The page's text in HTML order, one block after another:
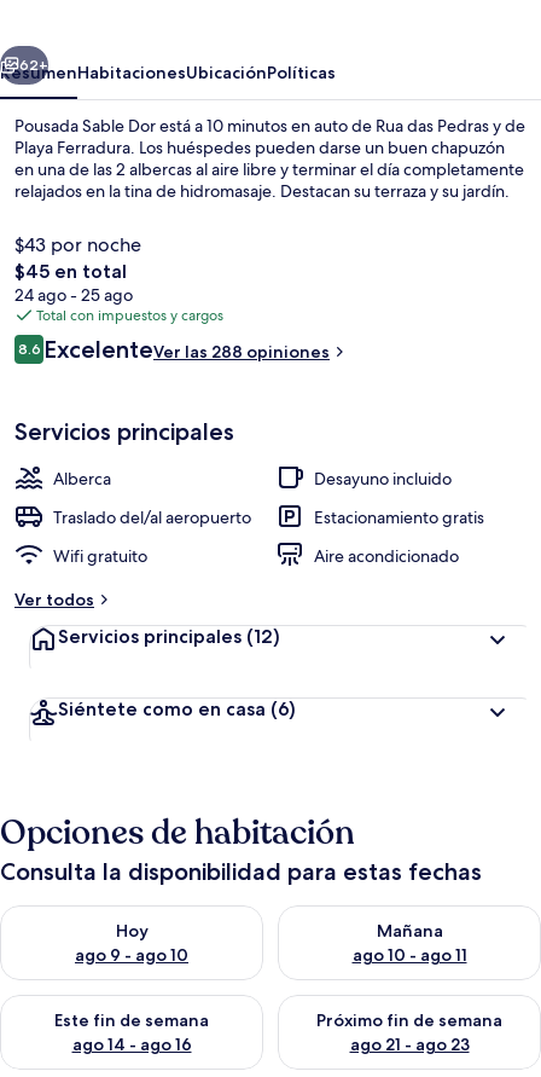
Siguiente
62+
ResumenHabitacionesUbicaciónPolíticas
Pousada Sable Dor está a 10 minutos en auto de Rua das Pedras y de
Playa Ferradura. Los huéspedes pueden darse un buen chapuzón
en una de las 2 albercas al aire libre y terminar el día completamente
relajados en la tina de hidromasaje. Destacan su terraza y su jardín.
$43 por noche
El
precio
total
es
de
$45 en total
24 ago - 25 ago
Total con impuestos y cargos
Opiniones
8.68.6 de 10,
ExcelenteVer las 288 opiniones
Servicios principales
Alberca
Desayuno incluido
Traslado del/al aeropuerto
Estacionamiento gratis
Wifi gratuito
Aire acondicionado
Ver todos
Servicios principales (12)
Siéntete como en casa (6)
Opciones de habitación
Consulta la disponibilidad para estas fechas
Hoy
ago 9 - ago 10
Consulta la disponibilidad para hoy ago 9 - ago 10
Mañana
ago 10 - ago 11
Consulta la disponibilidad
Este fin de semana
ago 14 - ago 16
Consulta la disponibilidad para este fin de semana ago 14 -
Próximo fin de semana
ago 21 - ago 23
Consulta la disponibilidad